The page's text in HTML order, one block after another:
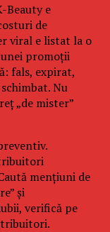
Beauty e
de
viral e listat la o
promoții
fals, expirat,
Nu
„de mister”
mențiuni de
și
verifică pe